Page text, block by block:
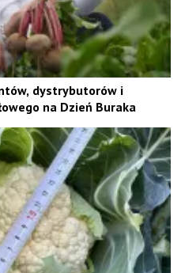
dystrybutorów i
na Dzień Buraka